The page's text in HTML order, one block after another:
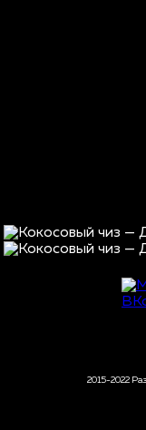
2015-2022